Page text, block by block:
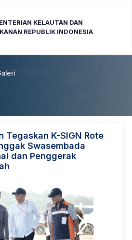
KELAUTAN DAN
REPUBLIK INDONESIA
Tegaskan K-SIGN Rote
Swasembada
dan Penggerak